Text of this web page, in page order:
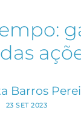
Barros
23 SET 2023